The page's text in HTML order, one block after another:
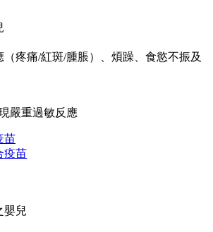
疼痛/紅斑/腫脹）、煩躁、食慾不振及
嚴重過敏反應
苗
嬰兒